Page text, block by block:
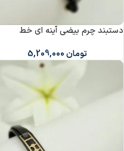
دستبند چرم بیضی آینه ای خط
تومان